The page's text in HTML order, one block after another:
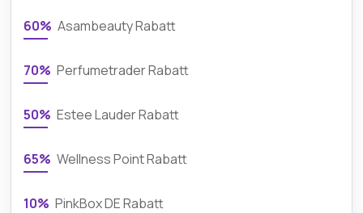
60% Asambeauty Rabatt
70% Perfumetrader Rabatt
50% Estee Lauder Rabatt
65% Wellness Point Rabatt
10% PinkBox DE Rabatt